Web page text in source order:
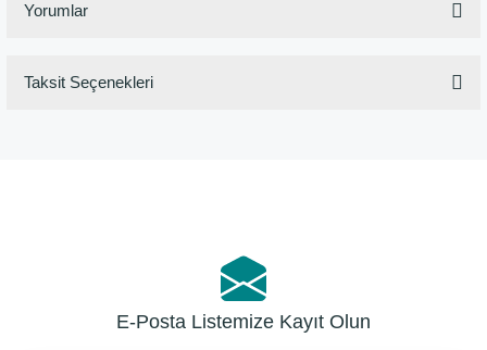
Yorumlar
Taksit Seçenekleri
E-Posta Listemize Kayıt Olun